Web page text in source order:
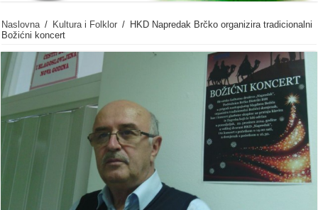
Naslovna / Kultura i Folklor / HKD Napredak Brčko organizira tradicionalni
Božićni koncert